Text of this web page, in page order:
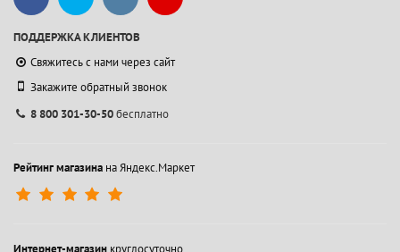
ПОДДЕРЖКА КЛИЕНТОВ
Свяжитесь с нами через сайт
Закажите обратный звонок
8 800 301-30-50бесплатно
Рейтинг магазина на Яндекс.Маркет
Интернет-магазин круглосуточно